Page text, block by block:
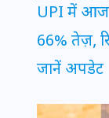
UPI में आज
66% तेज़,
जानें अपडेट